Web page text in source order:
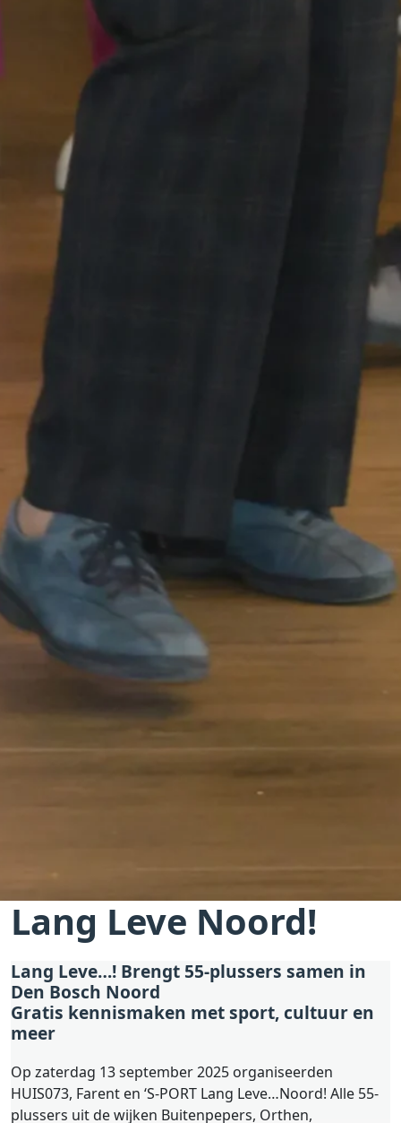
Lang Leve Noord!
Lang Leve…! Brengt 55-plussers samen in
Den Bosch Noord
Gratis kennismaken met sport, cultuur en
meer
Op zaterdag 13 september 2025 organiseerden
HUIS073, Farent en ‘S-PORT Lang Leve…Noord! Alle 55-
plussers uit de wijken Buitenpepers, Orthen,